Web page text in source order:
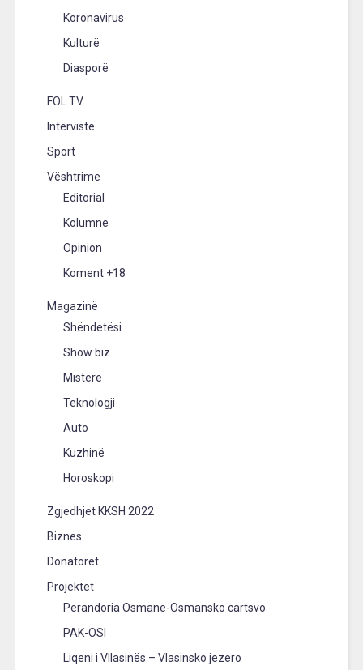
Koronavirus
Kulturë
Diasporë
FOL TV
Intervistë
Sport
Vështrime
Editorial
Kolumne
Opinion
Koment +18
Magazinë
Shëndetësi
Show biz
Mistere
Teknologji
Auto
Kuzhinë
Horoskopi
Zgjedhjet KKSH 2022
Biznes
Donatorët
Projektet
Perandoria Osmane-Osmansko cartsvo
PAK-OSI
Liqeni i Vllasinës – Vlasinsko jezero